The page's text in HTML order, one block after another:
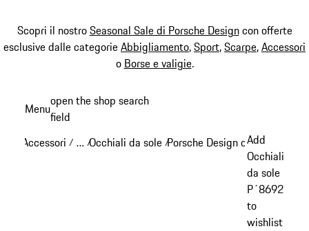
Scopri il nostroSeasonal Sale di Porsche Designcon offerte
esclusive dalle categorieAbbigliamento,Sport,Scarpe,Accessori
o Borse e valigie.
principale
Menuopen the shop search
field
Accessori / …
Reveal collapsed breadcrumb items
/Occhiali da sole /Porsche Design occhiali da
Add
Occhiali
da sole
P´8692
to
wishlist